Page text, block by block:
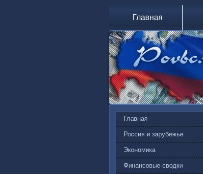
Главная
Главная
Россия и зарубежье
Экономика
Финансовые сводки